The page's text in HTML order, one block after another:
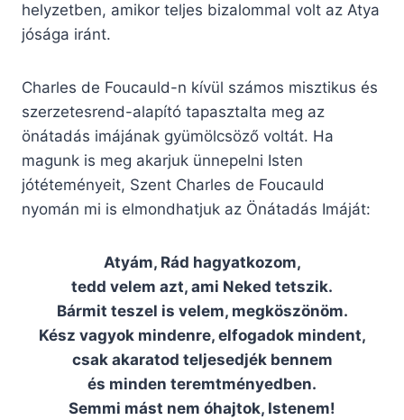
helyzetben, amikor teljes bizalommal volt az Atya
jósága iránt.
Charles de Foucauld-n kívül számos misztikus és
szerzetesrend-alapító tapasztalta meg az
önátadás imájának gyümölcsöző voltát. Ha
magunk is meg akarjuk ünnepelni Isten
jótéteményeit, Szent Charles de Foucauld
nyomán mi is elmondhatjuk az Önátadás Imáját:
Atyám, Rád hagyatkozom,
tedd velem azt, ami Neked tetszik.
Bármit teszel is velem, megköszönöm.
Kész vagyok mindenre, elfogadok mindent,
csak akaratod teljesedjék bennem
és minden teremtményedben.
Semmi mást nem óhajtok, Istenem!